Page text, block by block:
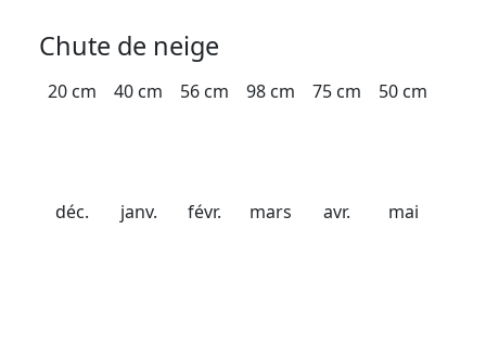
Chute de neige
20 cm
déc.
40 cm
janv.
56 cm
févr.
98 cm
mars
75 cm
avr.
50 cm
mai